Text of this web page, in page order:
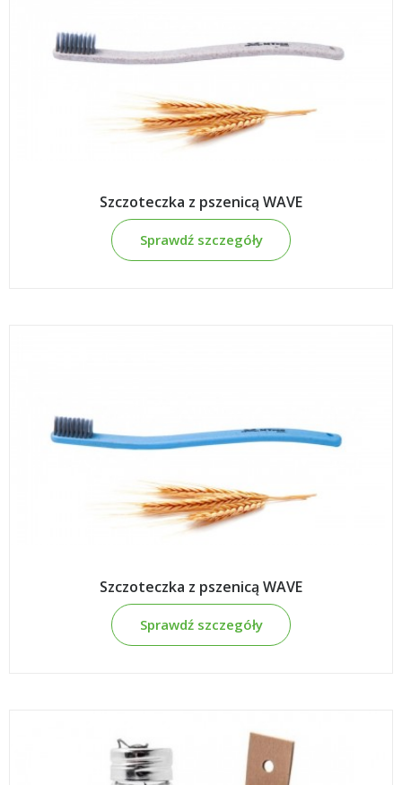
Szczoteczka z pszenicą WAVE
Sprawdź szczegóły
Szczoteczka z pszenicą WAVE
Sprawdź szczegóły